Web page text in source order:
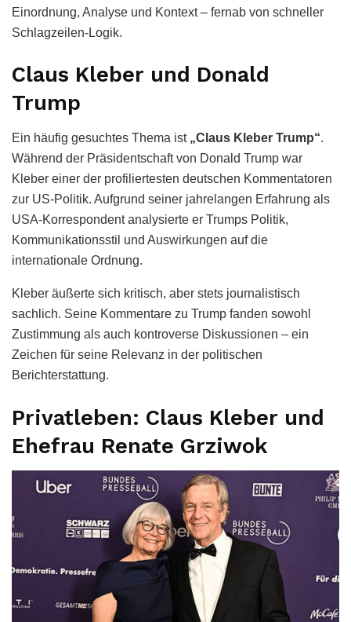
Einordnung, Analyse und Kontext – fernab von schneller
Schlagzeilen-Logik.
Claus Kleber und Donald
Trump
Ein häufig gesuchtes Thema ist „Claus Kleber Trump“.
Während der Präsidentschaft von Donald Trump war
Kleber einer der profiliertesten deutschen Kommentatoren
zur US-Politik. Aufgrund seiner jahrelangen Erfahrung als
USA-Korrespondent analysierte er Trumps Politik,
Kommunikationsstil und Auswirkungen auf die
internationale Ordnung.
Kleber äußerte sich kritisch, aber stets journalistisch
sachlich. Seine Kommentare zu Trump fanden sowohl
Zustimmung als auch kontroverse Diskussionen – ein
Zeichen für seine Relevanz in der politischen
Berichterstattung.
Privatleben: Claus Kleber und
Ehefrau Renate Grziwok